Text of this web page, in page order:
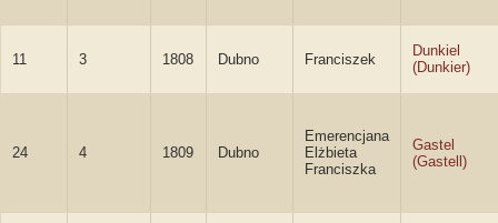
11 3 1808 Dubno Franciszek
Dunkiel
(Dunkier)
24 4 1809 Dubno
Emerencjana
Elżbieta
Franciszka
Gastel
(Gastell)